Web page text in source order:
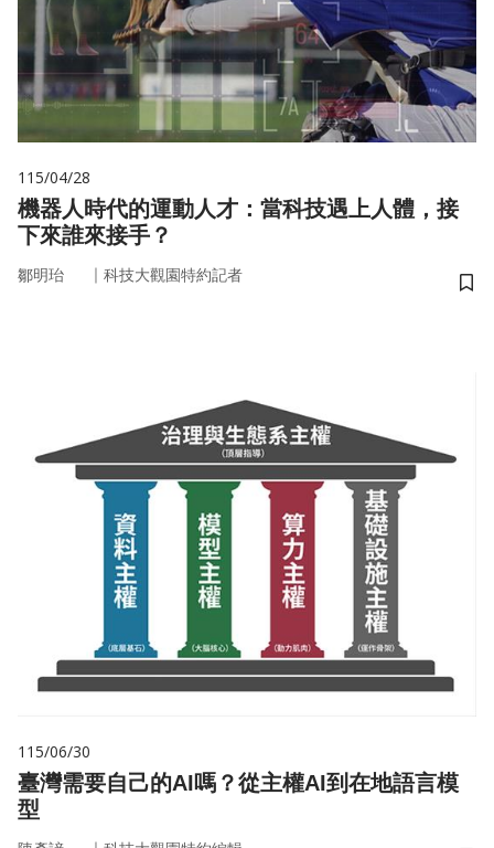
115/04/28
機器人時代的運動人才：當科技遇上人體，接
下來誰來接手？
鄒明珆 ｜ 科技大觀園特約記者
儲
115/06/30
臺灣需要自己的AI嗎？從主權AI到在地語言模
型